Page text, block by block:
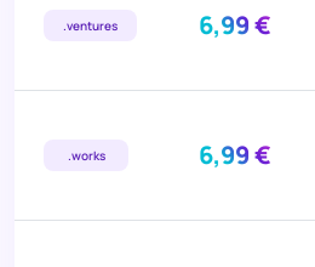
.ventures 6,99 €
.works 6,99 €